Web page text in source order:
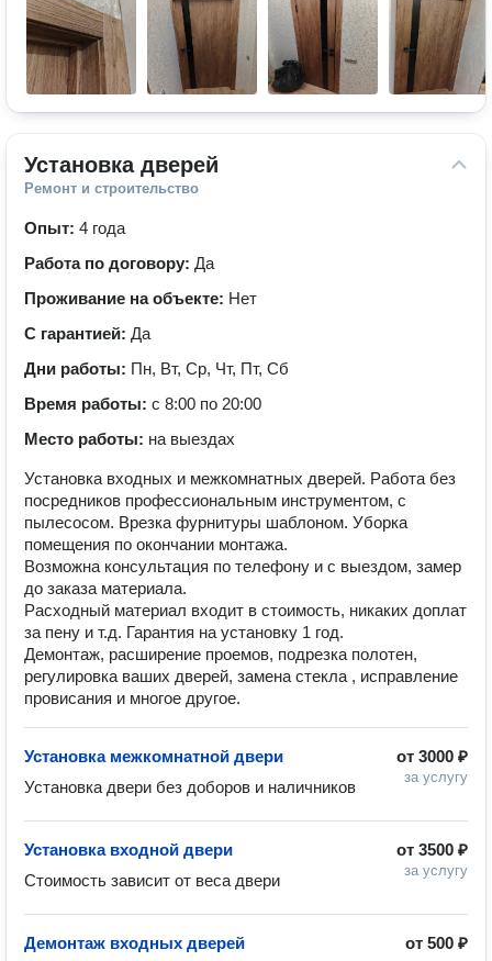
Установка дверей
Ремонт и строительство
Опыт: 4 года
Работа по договору: Да
Проживание на объекте: Нет
С гарантией: Да
Дни работы: Пн, Вт, Ср, Чт, Пт, Сб
Время работы: с 8:00 по 20:00
Место работы: на выездах
Установка входных и межкомнатных дверей. Работа без
посредников профессиональным инструментом, с
пылесосом. Врезка фурнитуры шаблоном. Уборка
помещения по окончании монтажа.
Возможна консультация по телефону и с выездом, замер
до заказа материала.
Расходный материал входит в стоимость, никаких доплат
за пену и т.д. Гарантия на установку 1 год.
Демонтаж, расширение проемов, подрезка полотен,
регулировка ваших дверей, замена стекла , исправление
провисания и многое другое.
от 3000 ₽
за услугу
Установка межкомнатной двери
Установка двери без доборов и наличников
от 3500 ₽
за услугу
Установка входной двери
Стоимость зависит от веса двери
от 500 ₽
Демонтаж входных дверей